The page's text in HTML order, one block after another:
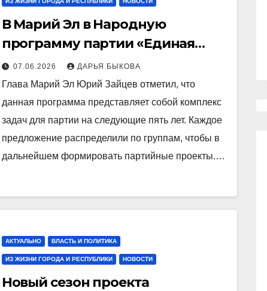
В Марий Эл в Народную
программу партии «Единая
Россия» поступило около 13
тысяч инициатив граждан
07.06.2026 ДАРЬЯ БЫКОВА
Глава Марий Эл Юрий Зайцев отметил, что
данная программа представляет собой комплекс
задач для партии на следующие пять лет. Каждое
предложение распределили по группам, чтобы в
дальнейшем формировать партийные проекты.…
АКТУАЛЬНО ВЛАСТЬ И ПОЛИТИКА
ИЗ ЖИЗНИ ГОРОДА И РЕСПУБЛИКИ НОВОСТИ
Новый сезон проекта